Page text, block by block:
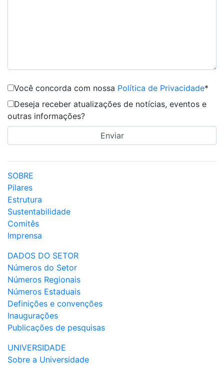
Você concorda com nossa Política de Privacidade*
Deseja receber atualizações de notícias, eventos e
outras informações?
SOBRE
Pilares
Estrutura
Sustentabilidade
Comitês
Imprensa
DADOS DO SETOR
Números do Setor
Números Regionais
Números Estaduais
Definições e convenções
Inaugurações
Publicações de pesquisas
UNIVERSIDADE
Sobre a Universidade